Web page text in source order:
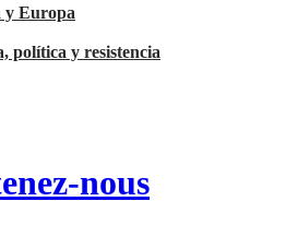
y Europa
política y resistencia
nous